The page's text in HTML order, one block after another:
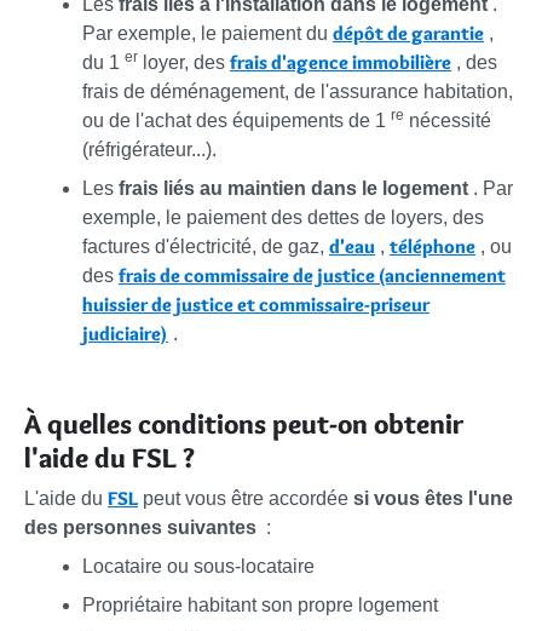
Par exemple, le paiement du dépôt de garantie ,
du 1 er loyer, des frais d'agence immobilière , des
frais de déménagement, de l'assurance habitation,
ou de l'achat des équipements de 1 re nécessité
(réfrigérateur...).
Les frais liés au maintien dans le logement . Par
exemple, le paiement des dettes de loyers, des
factures d'électricité, de gaz, d'eau , téléphone , ou
des frais de commissaire de justice (anciennement
huissier de justice et commissaire-priseur
judiciaire) .
À quelles conditions peut-on obtenir
l'aide du FSL ?
L'aide du FSL peut vous être accordée si vous êtes l'une
des personnes suivantes :
Locataire ou sous-locataire
Propriétaire habitant son propre logement